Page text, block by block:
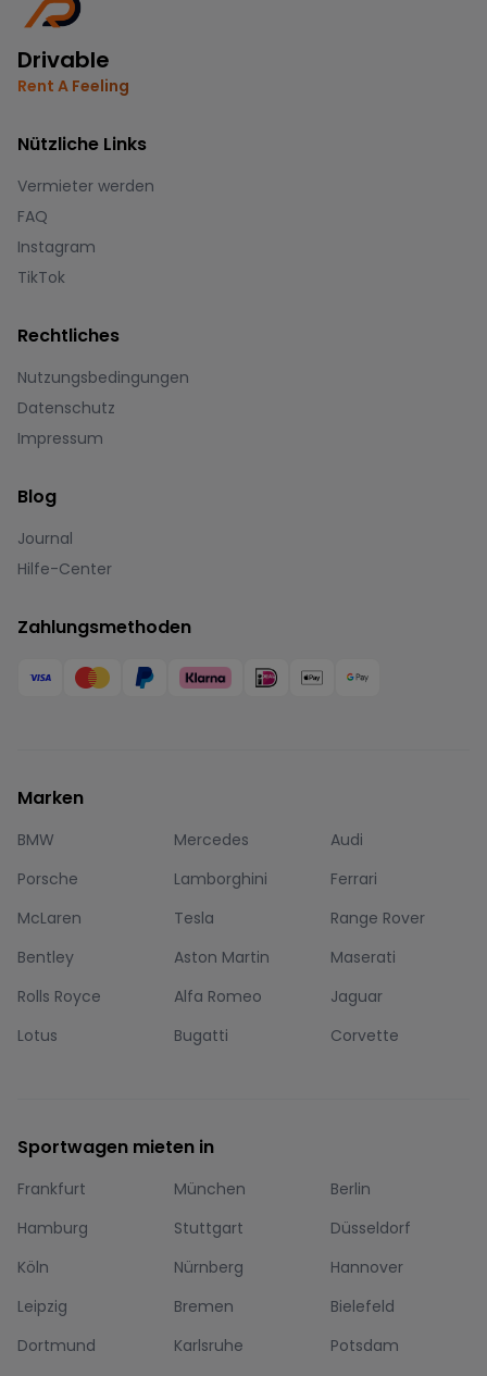
Drivable
Rent A Feeling
Nützliche Links
Vermieter werden
FAQ
Instagram
TikTok
Rechtliches
Nutzungsbedingungen
Datenschutz
Impressum
Blog
Journal
Hilfe-Center
Zahlungsmethoden
Marken
BMW Mercedes
Audi
Porsche
Lamborghini
Ferrari
McLaren
Tesla
Range Rover
Bentley
Aston Martin
Maserati
Rolls Royce
Alfa Romeo
Jaguar
Lotus
Bugatti Corvette
Sportwagen mieten in
Frankfurt München
Berlin
Hamburg
Stuttgart
Düsseldorf
Köln
Nürnberg
Hannover
Leipzig
Bremen
Bielefeld
Dortmund
Karlsruhe
Potsdam